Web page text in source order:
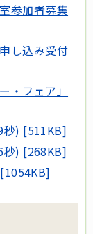
参加者募集
し込み受付
・フェア」
秒) [511KB]
秒) [268KB]